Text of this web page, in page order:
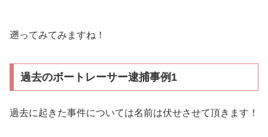
遡ってみてみますね！
過去のボートレーサー逮捕事例1
過去に起きた事件については名前は伏せさせて頂きます！